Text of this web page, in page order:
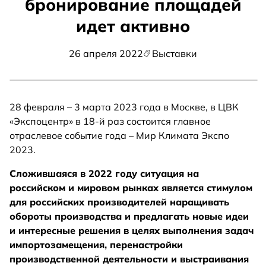
бронирование площадей
идет активно
26 апреля 2022 Выставки
28 февраля – 3 марта 2023 года в Москве, в ЦВК
«Экспоцентр» в 18-й раз состоится главное
отраслевое событие года – Мир Климата Экспо
2023.
Сложившаяся в 2022 году ситуация на
российском и мировом рынках является стимулом
для российских производителей наращивать
обороты производства и предлагать новые идеи
и интересные решения в целях выполнения задач
импортозамещения, перенастройки
производственной деятельности и выстраивания